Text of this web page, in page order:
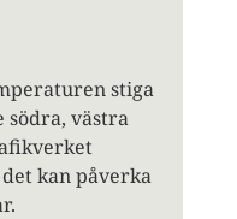
stiga
södra, västra
kan påverka